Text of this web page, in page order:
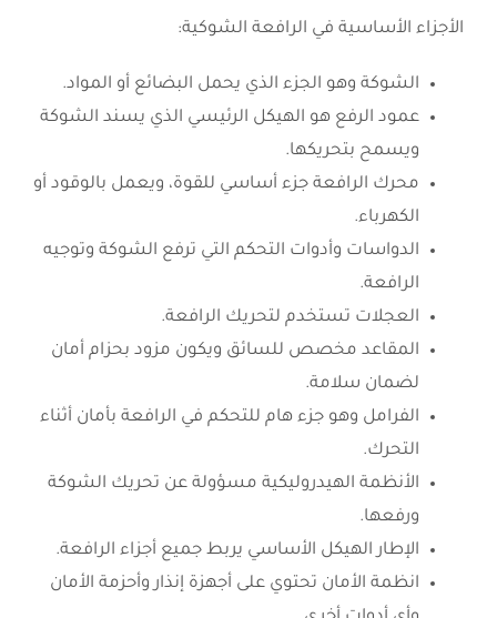
الأجزاء الأساسية في الرافعة الشوكية:
الشوكة وهو الجزء الذي يحمل البضائع أو المواد.
عمود الرفع هو الهيكل الرئيسي الذي يسند الشوكة
ويسمح بتحريكها.
محرك الرافعة جزء أساسي للقوة، ويعمل بالوقود أو
الكهرباء.
الدواسات وأدوات التحكم التي ترفع الشوكة وتوجيه
الرافعة.
العجلات تستخدم لتحريك الرافعة.
المقاعد مخصص للسائق ويكون مزود بحزام أمان
لضمان سلامة.
الفرامل وهو جزء هام للتحكم في الرافعة بأمان أثناء
التحرك.
الأنظمة الهيدروليكية مسؤولة عن تحريك الشوكة
ورفعها.
الإطار الهيكل الأساسي يربط جميع أجزاء الرافعة.
انظمة الأمان تحتوي على أجهزة إنذار وأحزمة الأمان